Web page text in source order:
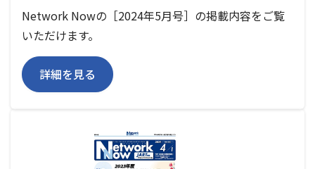
Network Nowの［2024年5月号］の掲載内容をご覧
いただけます。
詳細を見る